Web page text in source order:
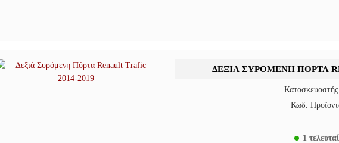
ΔΕΞΙΆ ΣΥΡΌΜΕΝΗ ΠΌΡΤΑ
Κωδ.
1